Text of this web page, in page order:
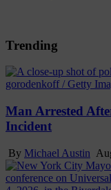
Trending
gorodenkoff / Getty
Man Arrested
Incident
By Michael Austin